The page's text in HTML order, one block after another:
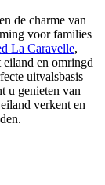
de charme van
voor families
La Caravelle,
eiland en omringd
uitvalsbasis
u genieten van
verkent en